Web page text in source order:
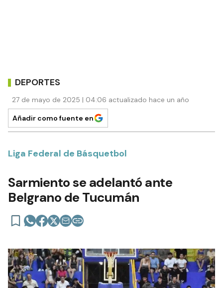
DEPORTES
27 de mayo de 2025 | 04:06 actualizado hace un año
Añadir como fuente en
Liga Federal de Básquetbol
Sarmiento se adelantó ante
Belgrano de Tucumán